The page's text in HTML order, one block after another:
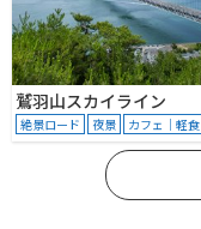
鷲羽山スカイライン
絶景ロード 夜景 カフェ｜軽食